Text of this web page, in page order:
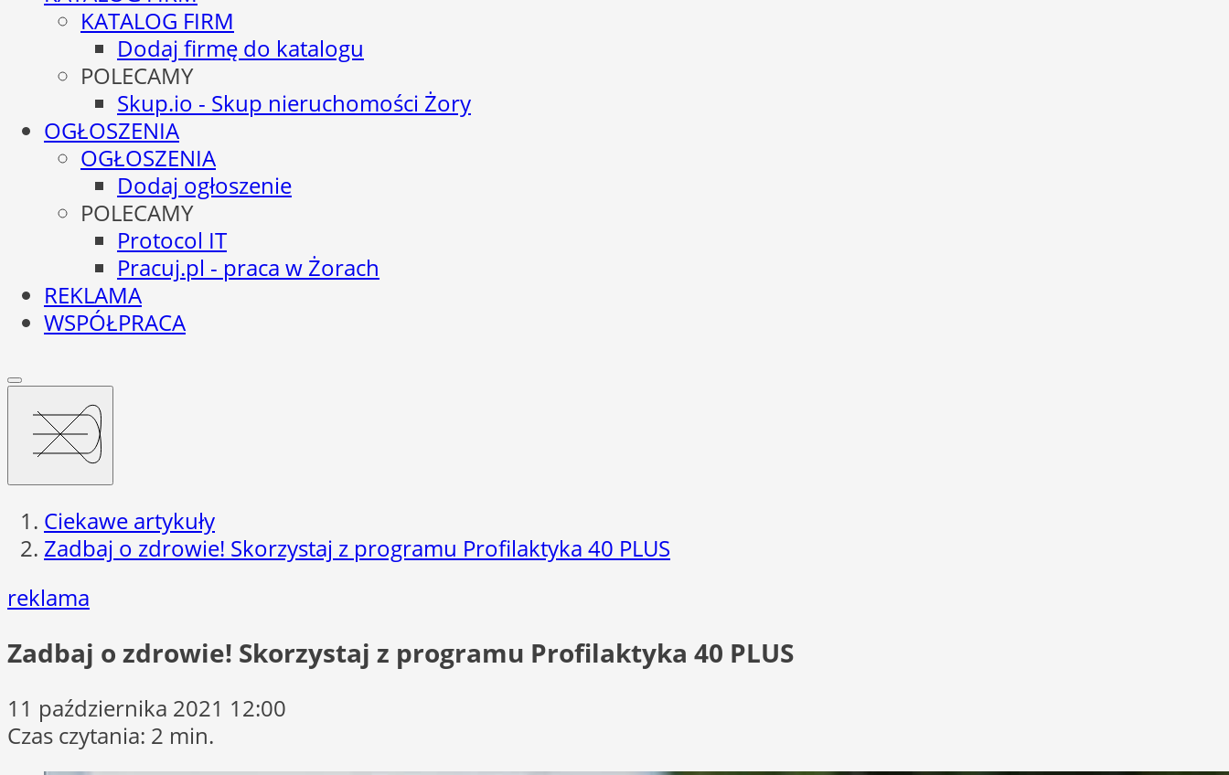
KATALOG FIRM
Dodaj firmę do katalogu
POLECAMY
Skup.io - Skup nieruchomości Żory
OGŁOSZENIA
OGŁOSZENIA
Dodaj ogłoszenie
POLECAMY
Protocol IT
Pracuj.pl - praca w Żorach
REKLAMA
WSPÓŁPRACA
Ciekawe artykuły
Zadbaj o zdrowie! Skorzystaj z programu Profilaktyka 40 PLUS
reklama
Zadbaj o zdrowie! Skorzystaj z programu Profilaktyka 40 PLUS
11 października 2021 12:00
Czas czytania: 2 min.